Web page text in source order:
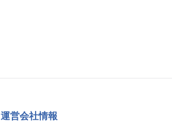
運営会社情報